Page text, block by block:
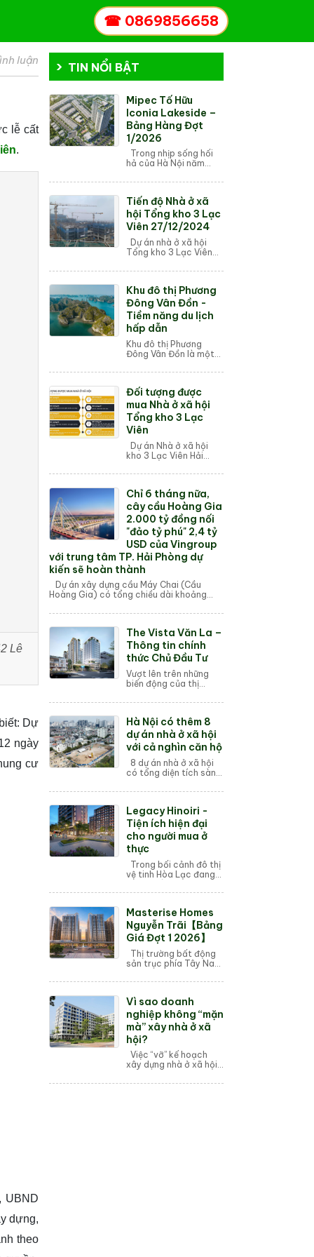
☎ 0869856658
luận
lễ cất
.
Lê
Dự
ngày
cư
UBND
dựng,
theo
TIN NỔI BẬT
Mipec Tố Hữu
Iconia Lakeside –
Bảng Hàng Đợt
1/2026
Trong nhịp sống hối
hả của Hà Nội năm
Lakeside (số 54 Tố
biểu tượng mới cho sự
thịnh vượng tại tâm...
Tiến độ Nhà ở xã
hội Tổng kho 3 Lạc
Viên 27/12/2024
Dự án nhà ở xã hội
Tổng kho 3 Lạc Viên
tiện ích hiện đại, bao
24/7, khu vui chơi cho
trẻ em,...
Khu đô thị Phương
Đông Vân Đồn -
Tiềm năng du lịch
hấp dẫn
Khu đô thị Phương
Đông Vân Đồn là một
động sản du lịch nghỉ
Vân Đồn, Quảng Ninh.
Dự án nằm trong...
Đối tượng được
mua Nhà ở xã hội
Tổng kho 3 Lạc
Viên
Dự án Nhà ở xã hội
kho 3 Lạc Viên Hải
với mục đích đáp ứng
dân với giá thành rẻ
phù hợp người có ...
Chỉ 6 tháng nữa,
cây cầu Hoàng Gia
2.000 tỷ đồng nối
"đảo tỷ phú" 2,4 tỷ
USD của Vingroup
với trung tâm TP. Hải Phòng dự
kiến sẽ hoàn thành
Dự án xây dựng cầu Máy Chai (Cầu
Hoàng Gia) có tổng chiều dài khoảng
bắc qua sông Cấm nối "đả...
The Vista Văn La –
Thông tin chính
thức Chủ Đầu Tư
Vượt lên trên những
biến động của thị
Thủ đô, The Vista Văn
đang khẳng định vị thế
là một trong ...
Hà Nội có thêm 8
dự án nhà ở xã hội
với cả nghìn căn hộ
8 dự án nhà ở xã hội
có tổng diện tích sàn
căn hộ tập trung tại
Mai và huyện Thường
Tín. Đó l...
Legacy Hinoiri -
Tiện ích hiện đại
cho người mua ở
thực
Trong bối cảnh đô thị
vệ tinh Hòa Lạc đang
án căn hộ Legacy
Cát City) do An Thịnh
Group phá...
Masterise Homes
Nguyễn Trãi【Bảng
Giá Đợt 1 2026】
Thị trường bất động
sản trục phía Tây Nam
một "cú hích" mạnh mẽ
căn hộ cao cấp
Maste...
Vì sao doanh
nghiệp không “mặn
mà” xây nhà ở xã
hội?
Việc “vỡ” kế hoạch
xây dựng nhà ở xã hội
đánh giá là do quy